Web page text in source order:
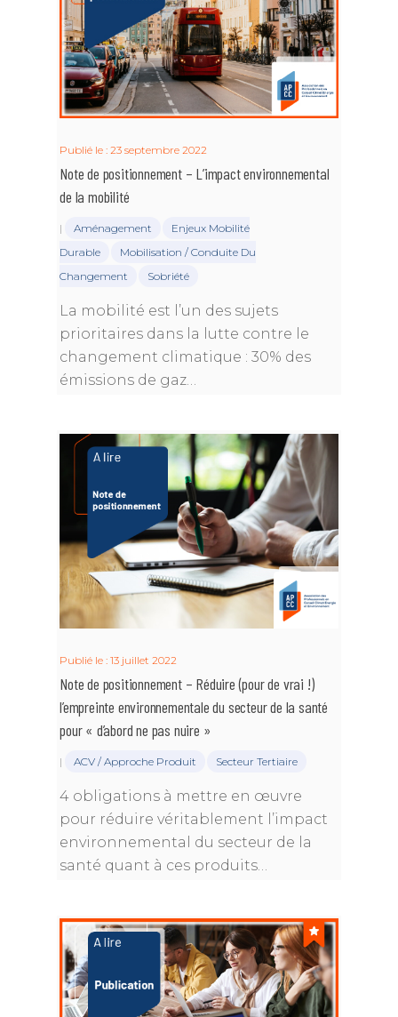
Publié le : 23 septembre 2022
Note de positionnement – L’impact environnemental
de la mobilité
| Aménagement
Enjeux Mobilité
Durable
Mobilisation / Conduite Du
Changement
Sobriété
La mobilité est l’un des sujets
prioritaires dans la lutte contre le
changement climatique : 30% des
émissions de gaz…
Publié le : 13 juillet 2022
Note de positionnement – Réduire (pour de vrai !)
l’empreinte environnementale du secteur de la santé
pour « d’abord ne pas nuire »
| ACV / Approche Produit Secteur Tertiaire
4 obligations à mettre en œuvre
pour réduire véritablement l’impact
environnemental du secteur de la
santé quant à ces produits…